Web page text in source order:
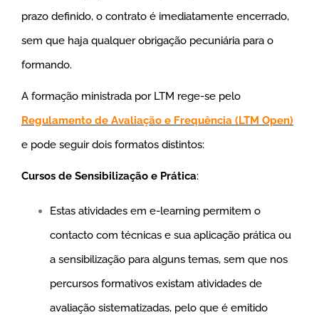
prazo definido, o contrato é imediatamente encerrado,
sem que haja qualquer obrigação pecuniária para o
formando.
A formação ministrada por LTM rege-se pelo
Regulamento de Avaliação e Frequência (LTM Open)
e pode seguir dois formatos distintos:
Cursos de Sensibilização e Prática:
Estas atividades em e-learning permitem o
contacto com técnicas e sua aplicação prática ou
a sensibilização para alguns temas, sem que nos
percursos formativos existam atividades de
avaliação sistematizadas, pelo que é emitido